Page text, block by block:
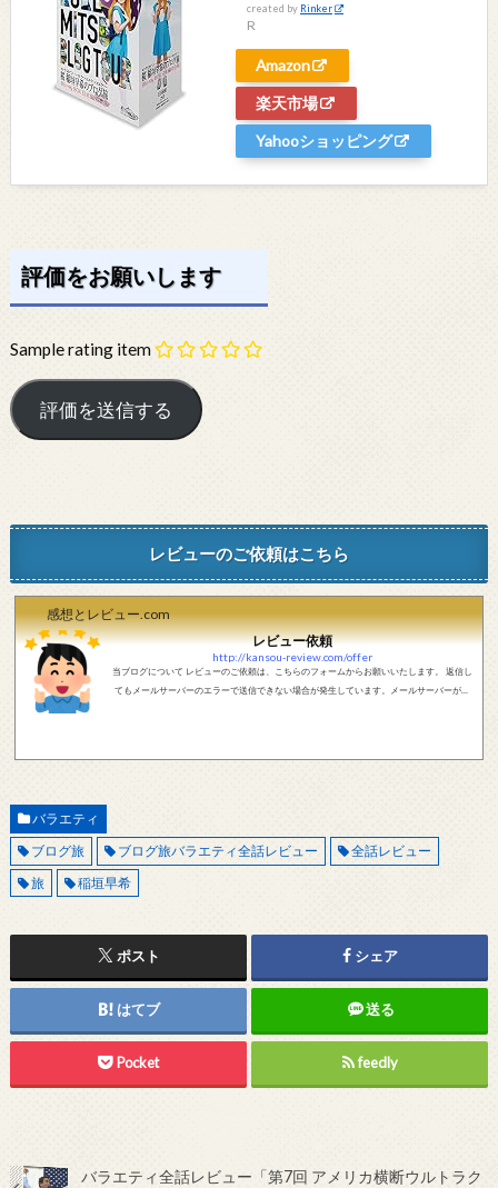
created by Rinker
R
Amazon
楽天市場
Yahooショッピング
評価をお願いします
Sample rating item
レビューのご依頼はこちら
感想とレビュー.com
レビュー依頼
http://kansou-review.com/offer
当ブログについて レビューのご依頼は、こちらのフォームからお願いいたします。 返信し
てもメールサーバーのエラーで送信できない場合が発生しています。メールサーバーが正
バラエティ
ブログ旅
ブログ旅バラエティ全話レビュー
全話レビュー
旅
稲垣早希
ポスト シェア
はてブ 送る
Pocket feedly
バラエティ全話レビュー「第7回 アメリカ横断ウルトラク